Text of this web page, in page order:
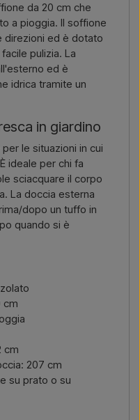
da 20 cm che
a pioggia. Il soffione
direzioni ed è dotato
pulizia. La
ed è
idrica tramite un
in giardino
le situazioni in cui
ideale per chi fa
sciacquare il corpo
La doccia esterna
dopo un tuffo in
quando si è
cm
cm
207 cm
su prato o su